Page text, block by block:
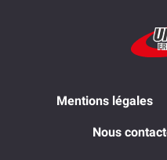
Mentions légales
Nous